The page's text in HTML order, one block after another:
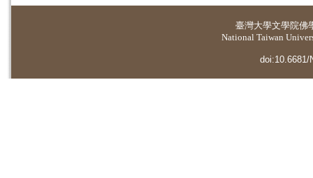
臺灣大學文學院佛
National Taiwan
doi:10.6681/